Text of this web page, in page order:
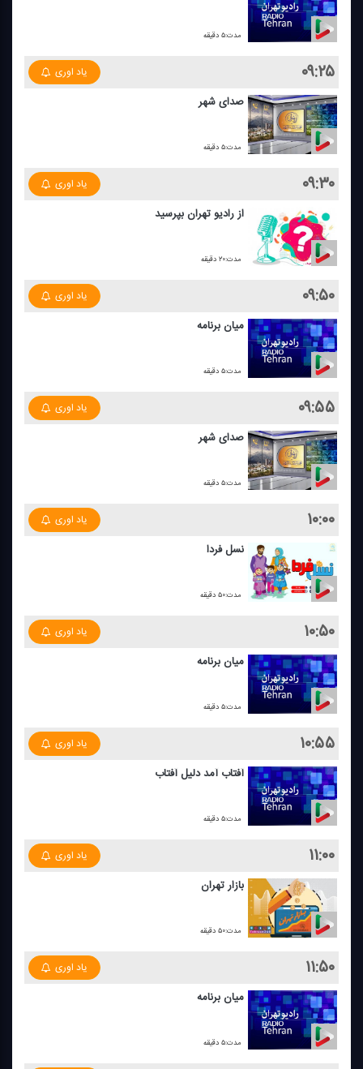
مدت:۵ دقیقه
۰۹:۲۵ یاد اوری
صدای شهر
مدت:۵ دقیقه
۰۹:۳۰ یاد اوری
از رادیو تهران بپرسید
مدت:۲۰ دقیقه
۰۹:۵۰ یاد اوری
میان برنامه
مدت:۵ دقیقه
۰۹:۵۵ یاد اوری
صدای شهر
مدت:۵ دقیقه
۱۰:۰۰ یاد اوری
نسل فردا
مدت:۵۰ دقیقه
۱۰:۵۰ یاد اوری
میان برنامه
مدت:۵ دقیقه
۱۰:۵۵ یاد اوری
آفتاب آمد دلیل آفتاب
مدت:۵ دقیقه
۱۱:۰۰ یاد اوری
بازار تهران
مدت:۵۰ دقیقه
۱۱:۵۰ یاد اوری
میان برنامه
مدت:۵ دقیقه